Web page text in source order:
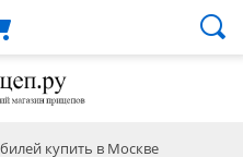
купить в Москве